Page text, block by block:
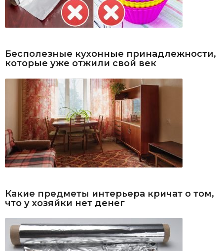
Бесполезные кухонные принадлежности,
которые уже отжили свой век
Какие предметы интерьера кричат о том,
что у хозяйки нет денег